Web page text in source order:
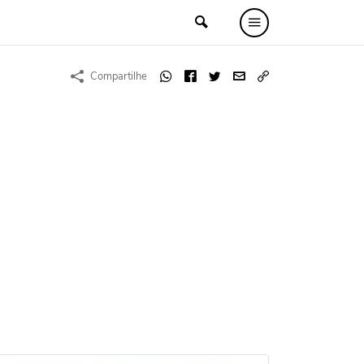
Compartilhe